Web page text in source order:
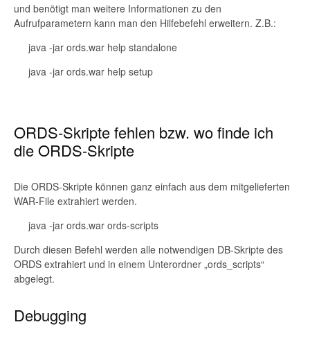
und benötigt man weitere Informationen zu den
Aufrufparametern kann man den Hilfebefehl erweitern. Z.B.:
java -jar ords.war help standalone
java -jar ords.war help setup
ORDS-Skripte fehlen bzw. wo finde ich
die ORDS-Skripte
Die ORDS-Skripte können ganz einfach aus dem mitgelieferten
WAR-File extrahiert werden.
java -jar ords.war ords-scripts
Durch diesen Befehl werden alle notwendigen DB-Skripte des
ORDS extrahiert und in einem Unterordner „ords_scripts“
abgelegt.
Debugging